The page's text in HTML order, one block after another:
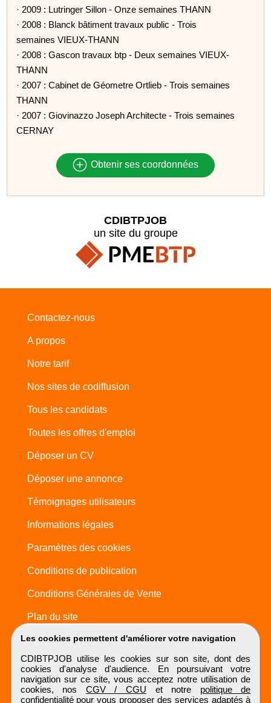
· 2009 : Lutringer Sillon - Onze semaines THANN
· 2008 : Blanck bâtiment travaux public - Trois
semaines VIEUX-THANN
· 2008 : Gascon travaux btp - Deux semaines VIEUX-
THANN
· 2007 : Cabinet de Géometre Ortlieb - Trois semaines
THANN
· 2007 : Giovinazzo Joseph Architecte - Trois semaines
CERNAY
Obtenir ses coordonnées
Les cookies permettent d'améliorer votre navigation
CDIBTPJOB utilise les cookies sur son site, dont des
cookies d'analyse d'audience. En poursuivant votre
navigation sur ce site, vous acceptez notre utilisation de
cookies, nos CGV / CGU et notre politique de
confidentialitépour vous proposer des services adaptés à
CDIBTPJOB
un site du groupe
Contactez-nous
A propos
Notre tarif
Nos sites de codiffusion
Tous les candidats
Toutes les offres d'emploi
Déposer un CV
Déposer une annonce
Témoignages utilisateurs
Informations légales
Paramètres des cookies
Conditions de publication
Conditions Générales de Vente
Plan du site